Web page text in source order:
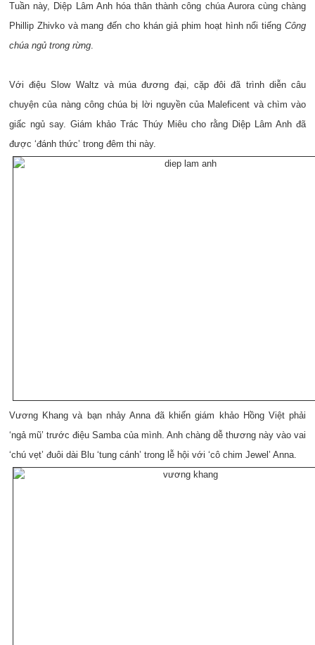
Tuần này, Diệp Lâm Anh hóa thân thành công chúa Aurora cùng chàng
Phillip Zhivko và mang đến cho khán giả phim hoạt hình nổi tiếng Công
chúa ngủ trong rừng.
Với điệu Slow Waltz và múa đương đại, cặp đôi đã trình diễn câu
chuyện của nàng công chúa bị lời nguyền của Maleficent và chìm vào
giấc ngủ say. Giám khảo Trác Thúy Miêu cho rằng Diệp Lâm Anh đã
được ‘đánh thức’ trong đêm thi này.
Vương Khang và bạn nhảy Anna đã khiến giám khảo Hồng Việt phải
‘ngả mũ’ trước điệu Samba của mình. Anh chàng dễ thương này vào vai
‘chú vẹt’ đuôi dài Blu ‘tung cánh’ trong lễ hội với ‘cô chim Jewel’ Anna.